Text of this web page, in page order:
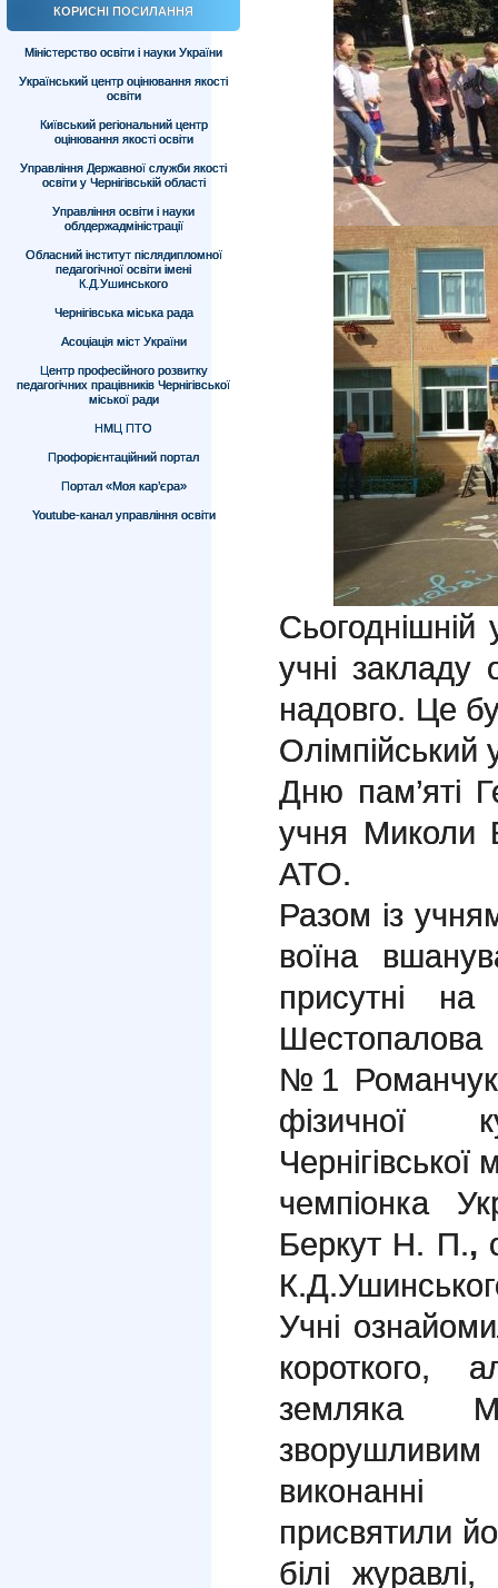
КОРИСНІ ПОСИЛАННЯ
Міністерство освіти і науки України
Український центр оцінювання якості
освіти
Київський регіональний центр
оцінювання якості освіти
Управління Державної служби якості
освіти у Чернігівській області
Управління освіти і науки
облдержадміністрації
Обласний інститут післядипломної
педагогічної освіти імені
К.Д.Ушинського
Чернігівська міська рада
Асоціація міст України
Центр професійного розвитку
педагогічних працівників Чернігівської
міської ради
НМЦ ПТО
Профорієнтаційний портал
Портал «Моя кар’єра»
Youtube-канал управління освіти
Сьогоднішній
учні закладу
надовго. Це
Олімпійський
Дню пам’яті
учня Миколи
АТО.
Разом із
воїна
присутні
№1 Романчук
фізичної
чемпіонка
Беркут Н. П.,
Учні
короткого,
земляка
виконанні
присвятили
білі